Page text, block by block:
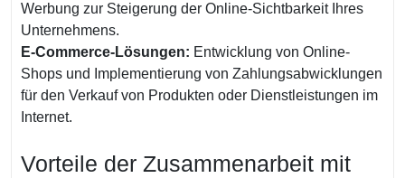
Werbung zur Steigerung der Online-Sichtbarkeit Ihres
Unternehmens.
E-Commerce-Lösungen: Entwicklung von Online-
Shops und Implementierung von Zahlungsabwicklungen
für den Verkauf von Produkten oder Dienstleistungen im
Internet.
Vorteile der Zusammenarbeit mit